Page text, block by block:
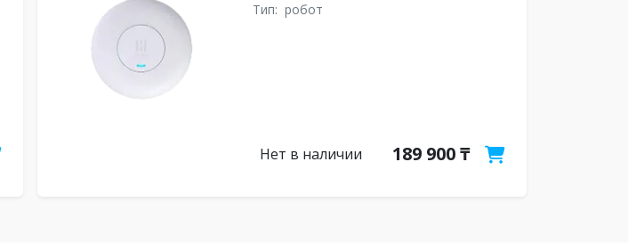
Тип: робот
Нет в наличии 189 900 ₸